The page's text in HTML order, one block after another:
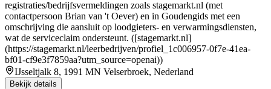
registraties/bedrijfsvermeldingen zoals stagemarkt.nl (met
contactpersoon Brian van 't Oever) en in Goudengids met een
omschrijving die aansluit op loodgieters- en verwarmingsdiensten,
wat de serviceclaim ondersteunt. ([stagemarkt.nl]
(https://stagemarkt.nl/leerbedrijven/profiel_1c006957-0f7e-41ea-
bf01-cf9e3f7859aa?utm_source=openai))
IJsseltjalk 8, 1991 MN Velserbroek, Nederland
Bekijk details